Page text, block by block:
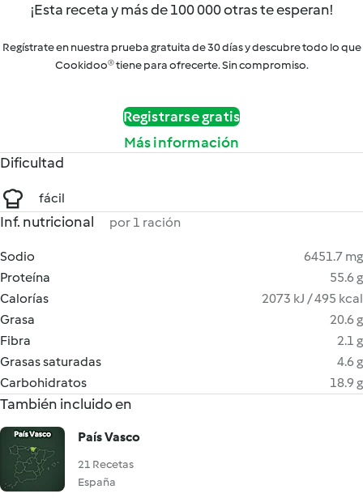
¡Esta receta y más de 100 000 otras te esperan!
Regístrate en nuestra prueba gratuita de 30 días y descubre todo lo que
Cookidoo® tiene para ofrecerte. Sin compromiso.
Registrarse gratis
Más información
Dificultad
fácil
Inf. nutricional por 1 ración
Sodio
6451.7 mg
Proteína
55.6 g
Calorías
2073 kJ / 495 kcal
Grasa
20.6 g
Fibra
2.1 g
Grasas saturadas
4.6 g
Carbohidratos
18.9 g
También incluido en
País Vasco
21 Recetas
España